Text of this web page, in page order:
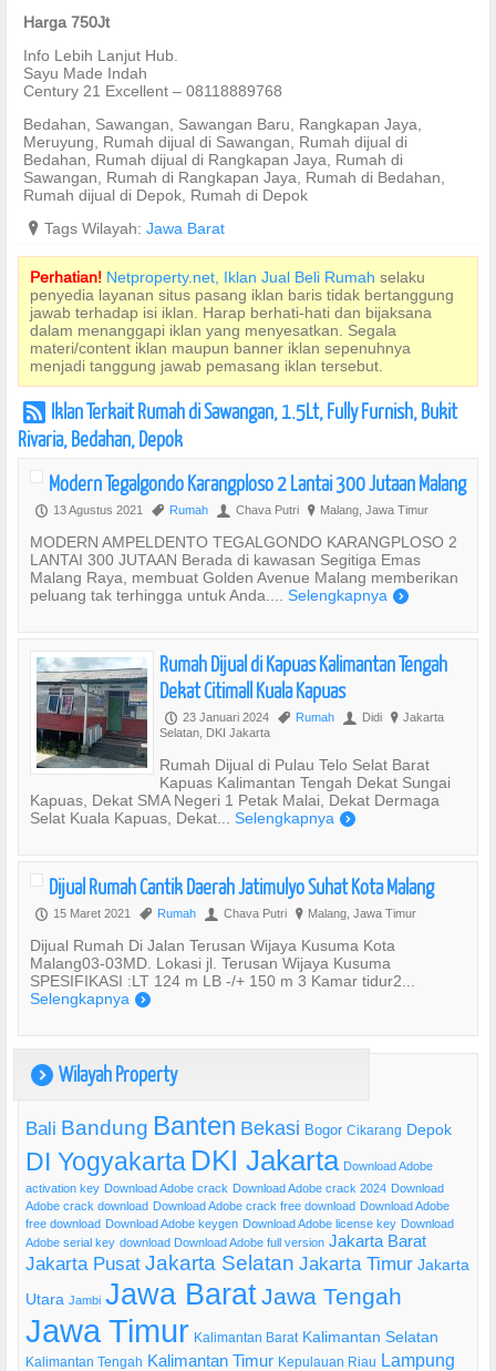
Harga 750Jt
Info Lebih Lanjut Hub.
Sayu Made Indah
Century 21 Excellent – 08118889768
Bedahan, Sawangan, Sawangan Baru, Rangkapan Jaya,
Meruyung, Rumah dijual di Sawangan, Rumah dijual di
Bedahan, Rumah dijual di Rangkapan Jaya, Rumah di
Sawangan, Rumah di Rangkapan Jaya, Rumah di Bedahan,
Rumah dijual di Depok, Rumah di Depok
? Tags Wilayah: Jawa Barat
Perhatian! Netproperty.net, Iklan Jual Beli Rumah selaku
penyedia layanan situs pasang iklan baris tidak bertanggung
jawab terhadap isi iklan. Harap berhati-hati dan bijaksana
dalam menanggapi iklan yang menyesatkan. Segala
materi/content iklan maupun banner iklan sepenuhnya
menjadi tanggung jawab pemasang iklan tersebut.
r Iklan Terkait Rumah di Sawangan, 1.5Lt, Fully Furnish, Bukit
Rivaria, Bedahan, Depok
Modern Tegalgondo Karangploso 2 Lantai 300 Jutaan Malang
P 13 Agustus 2021 , Rumah U Chava Putri ? Malang, Jawa Timur
MODERN AMPELDENTO TEGALGONDO KARANGPLOSO 2
LANTAI 300 JUTAAN Berada di kawasan Segitiga Emas
Malang Raya, membuat Golden Avenue Malang memberikan
peluang tak terhingga untuk Anda.... Selengkapnya )
Rumah Dijual di Kapuas Kalimantan Tengah
Dekat Citimall Kuala Kapuas
P 23 Januari 2024 , Rumah U Didi ? Jakarta
Selatan, DKI Jakarta
Rumah Dijual di Pulau Telo Selat Barat
Kapuas Kalimantan Tengah Dekat Sungai
Kapuas, Dekat SMA Negeri 1 Petak Malai, Dekat Dermaga
Selat Kuala Kapuas, Dekat... Selengkapnya )
Dijual Rumah Cantik Daerah Jatimulyo Suhat Kota Malang
P 15 Maret 2021 , Rumah U Chava Putri ? Malang, Jawa Timur
Dijual Rumah Di Jalan Terusan Wijaya Kusuma Kota
Malang03-03MD. Lokasi jl. Terusan Wijaya Kusuma
SPESIFIKASI :LT 124 m LB -/+ 150 m 3 Kamar tidur2...
Selengkapnya )
) Wilayah Property
Bali Bandung Banten Bekasi Bogor Cikarang Depok
DI Yogyakarta DKI Jakarta Download Adobe
activation key Download Adobe crack Download Adobe crack 2024 Download
Adobe crack download Download Adobe crack free download Download Adobe
free download Download Adobe keygen Download Adobe license key Download
Adobe serial key download Download Adobe full version Jakarta Barat
Jakarta Pusat Jakarta Selatan Jakarta Timur Jakarta
Utara Jambi Jawa BaratJawa Tengah
Jawa Timur Kalimantan Barat Kalimantan Selatan
Kalimantan Tengah Kalimantan Timur Kepulauan Riau Lampung